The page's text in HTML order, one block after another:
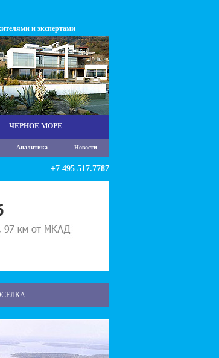
и экспертами
ЧЕРНОЕ МОРЕ
Аналитика Новости
+7 495 517.7787